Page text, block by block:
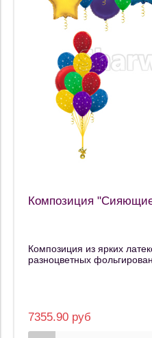
Композиция
Композиция из ярких
разноцветных
7355.90 руб